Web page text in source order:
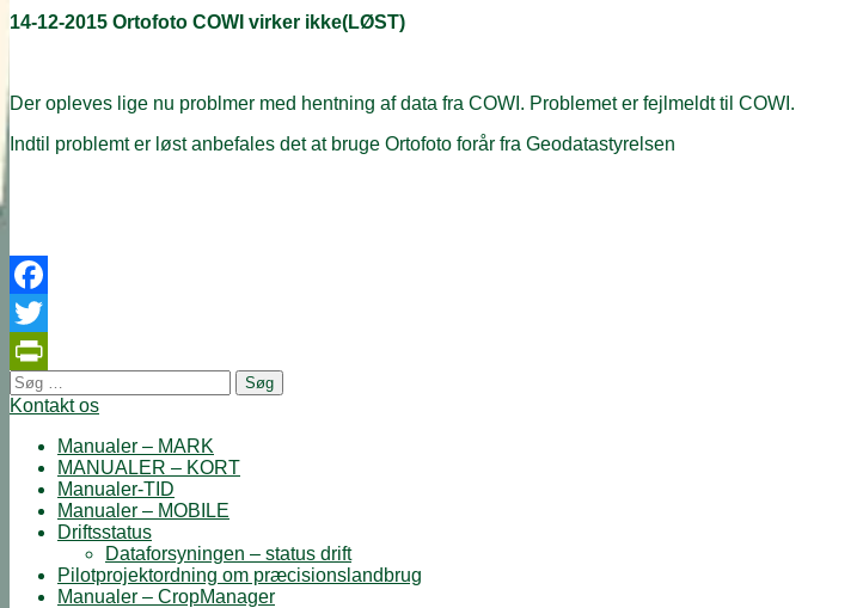
14-12-2015 Ortofoto COWI virker ikke(LØST)
Der opleves lige nu problmer med hentning af data fra COWI. Problemet er fejlmeldt til COWI.
Indtil problemt er løst anbefales det at bruge Ortofoto forår fra Geodatastyrelsen
Facebook
Twitter
PrintFriendly
Søg
efter:
Kontakt os
Manualer – MARK
MANUALER – KORT
Manualer-TID
Manualer – MOBILE
Driftsstatus
Dataforsyningen – status drift
Pilotprojektordning om præcisionslandbrug
Manualer – CropManager